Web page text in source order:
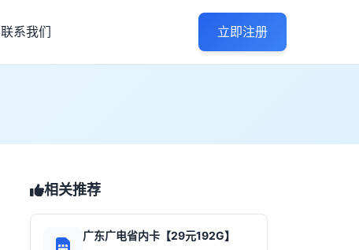
联系我们 立即注册
相关推荐
广东广电省内卡【29元192G】